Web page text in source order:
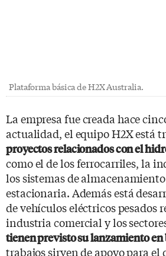
Plataforma básica de H2X Australia.
La empresa fue creada hace
actualidad, el equipo H2X está
proyectos relacionados con el
como el de los ferrocarriles, la
los sistemas de
estacionaria. Además está
de vehículos eléctricos pesados
industria comercial y los
tienen previsto su lanzamiento en
trabajos sirven de apoyo para el